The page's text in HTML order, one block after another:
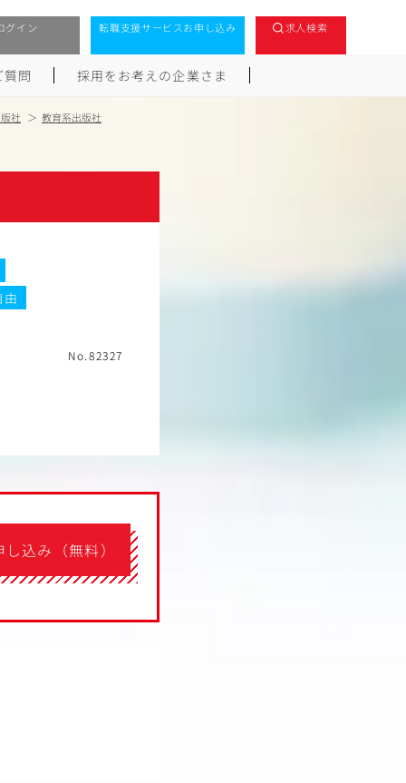
グイン 転職支援サービスお申し込み 求人検索
問 採用をお考えの企業さま
社 教育系出版社
No.82327
込み（無料）